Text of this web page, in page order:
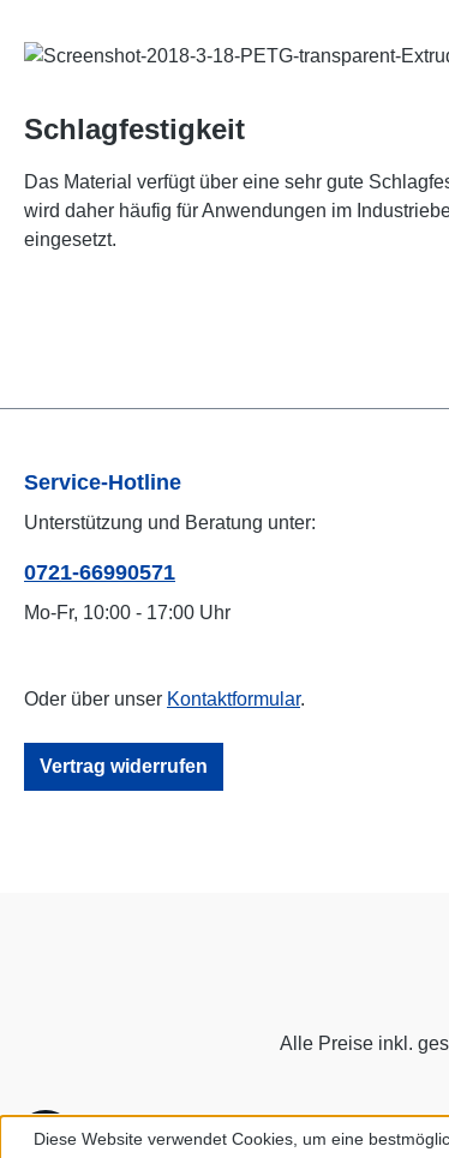
Werkzeugleiste anzeigen
Schlagfestigkeit
Das Material verfügt über eine sehr gute
wird daher häufig für Anwendungen im
eingesetzt.
Service-Hotline
Unterstützung und Beratung unter:
0721-66990571
Mo-Fr, 10:00 - 17:00 Uhr
Oder über unser Kontaktformular.
Vertrag widerrufen
Alle Preise inkl.
Diese Website verwendet Cookies, um eine